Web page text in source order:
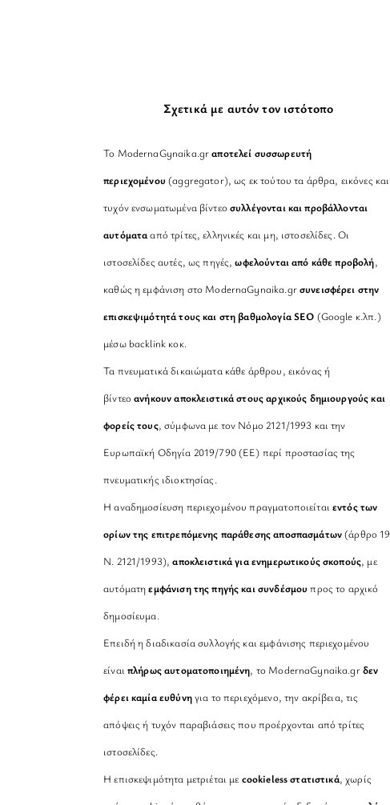
Σχετικά με αυτόν τον ιστότοπο
Το ModernaGynaika.grαποτελεί συσσωρευτή
περιεχομένου (aggregator), ως εκ τούτου τα άρθρα, εικόνες και
τυχόν ενσωματωμένα βίντεοσυλλέγονται και προβάλλονται
αυτόματααπό τρίτες, ελληνικές και μη, ιστοσελίδες. Οι
ιστοσελίδες αυτές, ως πηγές,ωφελούνται από κάθε προβολή,
καθώς η εμφάνιση στο ModernaGynaika.grσυνεισφέρει στην
επισκεψιμότητά τους και στη βαθμολογία SEO (Google κ.λπ.)
μέσω backlink κοκ.
Τα πνευματικά δικαιώματα κάθε άρθρου, εικόνας ή
βίντεοανήκουν αποκλειστικά στους αρχικούς δημιουργούς και
φορείς τους, σύμφωνα με τον Νόμο 2121/1993 και την
Ευρωπαϊκή Οδηγία 2019/790 (ΕΕ) περί προστασίας της
πνευματικής ιδιοκτησίας.
Η αναδημοσίευση περιεχομένου πραγματοποιείταιεντός των
ορίων της επιτρεπόμενης παράθεσης αποσπασμάτων(άρθρο 19
Ν. 2121/1993), αποκλειστικά για ενημερωτικούς σκοπούς, με
αυτόματηεμφάνιση της πηγής και συνδέσμου προς το αρχικό
δημοσίευμα.
Επειδή η διαδικασία συλλογής και εμφάνισης περιεχομένου
είναιπλήρως αυτοματοποιημένη, το ModernaGynaika.grδεν
φέρει καμία ευθύνηγια το περιεχόμενο, την ακρίβεια, τις
απόψεις ή τυχόν παραβιάσεις που προέρχονται από τρίτες
ιστοσελίδες.
Η επισκεψιμότητα μετριέται με cookieless στατιστικά, χωρίς